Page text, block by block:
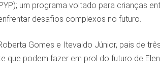
um programa voltado para crianças
desafios complexos no futuro.
Gomes e Itevaldo Júnior, pais de
que podem fazer em prol do futuro de